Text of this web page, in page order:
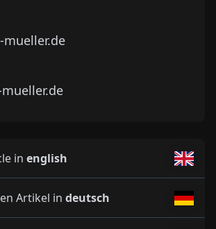
in english
Artikel in deutsch